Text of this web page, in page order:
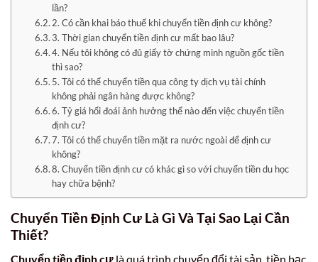
lần?
2. Có cần khai báo thuế khi chuyển tiền định cư không?
3. Thời gian chuyển tiền định cư mất bao lâu?
4. Nếu tôi không có đủ giấy tờ chứng minh nguồn gốc tiền
thì sao?
5. Tôi có thể chuyển tiền qua công ty dịch vụ tài chính
không phải ngân hàng được không?
6. Tỷ giá hối đoái ảnh hưởng thế nào đến việc chuyển tiền
định cư?
7. Tôi có thể chuyển tiền mặt ra nước ngoài để định cư
không?
8. Chuyển tiền định cư có khác gì so với chuyển tiền du học
hay chữa bệnh?
Chuyển Tiền Định Cư Là Gì Và Tại Sao Lại Cần
Thiết?
Chuyển tiền định cư là quá trình chuyển đổi tài sản, tiền bạc